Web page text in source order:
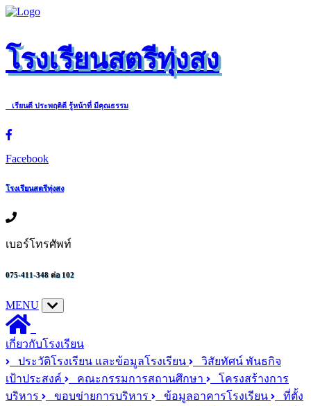
โรงเรียนสตรีทุ่งสง
เรียนดี ประพฤติดี รู้หน้าที่ มีคุณธรรม
Facebook
โรงเรียนสตรีทุ่งสง
เบอร์โทรศัพท์
075-411-348 ต่อ 102
MENU
เกี่ยวกับโรงเรียน
ประวัติโรงเรียน และข้อมูลโรงเรียน
วิสัยทัศน์ พันธกิจ
เป้าประสงค์
คณะกรรมการสถานศึกษา
โครงสร้างการ
บริหาร
ขอบข่ายการบริหาร ข้อมูลอาคารโรงเรียน
ที่ตั้ง